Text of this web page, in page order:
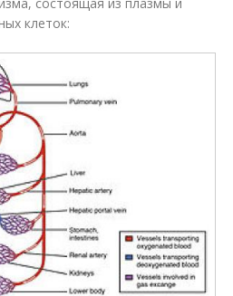
состоящая из плазмы и
клеток: